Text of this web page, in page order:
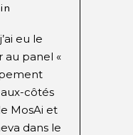
eu le
au panel «
aux-côtés
MosAi et
dans le